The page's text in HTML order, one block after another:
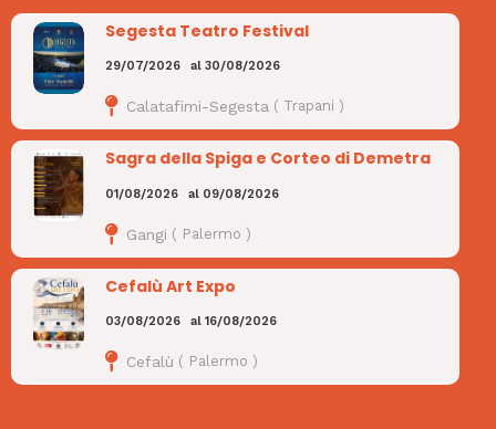
Segesta Teatro Festival
29/07/2026 al30/08/2026
Calatafimi-Segesta ( Trapani )
Sagra della Spiga e Corteo di Demetra
01/08/2026 al 09/08/2026
Gangi ( Palermo )
Cefalù Art Expo
03/08/2026 al16/08/2026
Cefalù ( Palermo )